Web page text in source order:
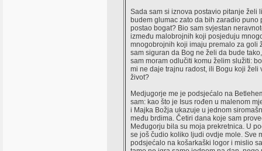
Sada sam si iznova postavio pitanje želi
budem glumac zato da bih zaradio puno
postao bogat? Bio sam svjestan
između malobrojnih koji posjeduju
mnogobrojnih koji imaju premalo za goli
sam siguran da Bog ne želi da bude
sam moram odlučiti komu želim služiti:
mi ne daje trajnu radost, ili Bogu koji želi
život?
Medjugorje me je podsjećalo na
sam: kao što je Isus rođen u malenom
i Majka Božja ukazuje u jednom
među brdima. Četiri dana koje sam
Međugorju bila su moja prekretnica. U
se još čudio koliko ljudi ovdje mole. Sve
podsjećalo na košarkaški logor i mislio